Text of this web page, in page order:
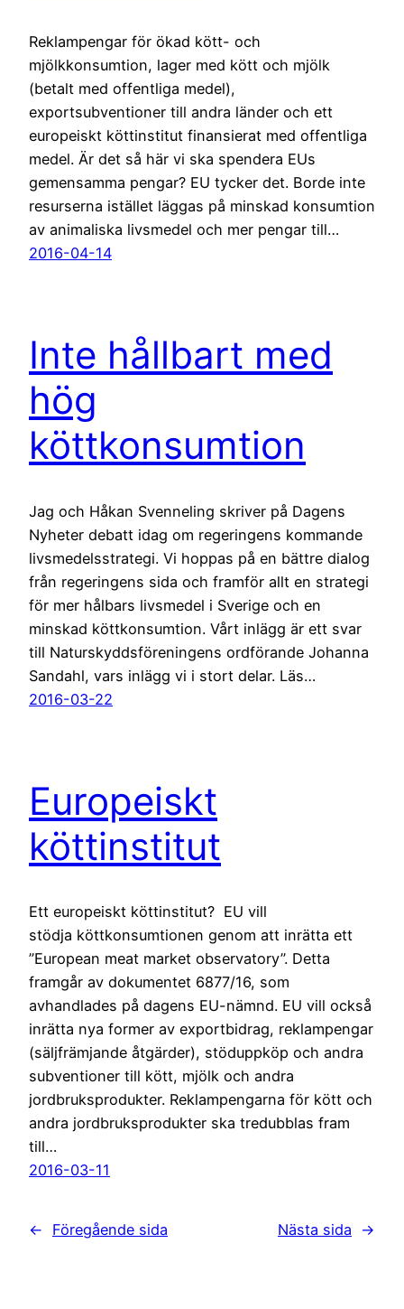
Reklampengar för ökad kött- och
mjölkkonsumtion, lager med kött och mjölk
(betalt med offentliga medel),
exportsubventioner till andra länder och ett
europeiskt köttinstitut finansierat med offentliga
medel. Är det så här vi ska spendera EUs
gemensamma pengar? EU tycker det. Borde inte
resurserna istället läggas på minskad konsumtion
av animaliska livsmedel och mer pengar till…
2016-04-14
Inte hållbart med
hög
köttkonsumtion
Jag och Håkan Svenneling skriver på Dagens
Nyheter debatt idag om regeringens kommande
livsmedelsstrategi. Vi hoppas på en bättre dialog
från regeringens sida och framför allt en strategi
för mer hålbars livsmedel i Sverige och en
minskad köttkonsumtion. Vårt inlägg är ett svar
till Naturskyddsföreningens ordförande Johanna
Sandahl, vars inlägg vi i stort delar. Läs…
2016-03-22
Europeiskt
köttinstitut
Ett europeiskt köttinstitut? EU vill
stödja köttkonsumtionen genom att inrätta ett
”European meat market observatory”. Detta
framgår av dokumentet 6877/16, som
avhandlades på dagens EU-nämnd. EU vill också
inrätta nya former av exportbidrag, reklampengar
(säljfrämjande åtgärder), stöduppköp och andra
subventioner till kött, mjölk och andra
jordbruksprodukter. Reklampengarna för kött och
andra jordbruksprodukter ska tredubblas fram
till…
2016-03-11
← Föregående sida Nästa sida →